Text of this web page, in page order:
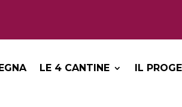
LE 4 CANTINE IL